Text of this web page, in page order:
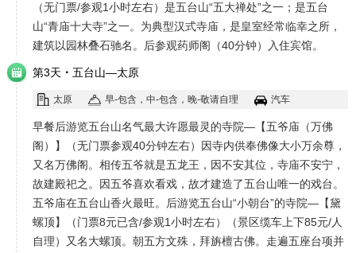
（无门票/参观1小时左右）是五台山“五大禅处”之一；是五台
山“青庙十大寺”之一。为典型汉式寺庙，是皇室经常临幸之所，
建筑以园林叠石驰名。后参观药师阁（40分钟）入住宾馆。
第3天 · 五台山—太原
太原 早-包含，中-包含，晚-敬请自理 汽车
早餐后游览五台山名气最大许愿最灵的寺院—【五爷庙（万佛
阁）】（无门票参观40分钟左右）因寺内供奉佛像大小万余尊，
又名万佛阁。相传五爷就是五龙王，因不安其位，寺庙不安宁，
故建殿祀之。因五爷喜欢看戏，故才建造了五台山唯一的戏台。
五爷庙在五台山香火最旺。后游览五台山“小朝台”的寺院—【黛
螺顶】（门票8元已含/参观1小时左右）（景区缆车上下85元/人
自理）又名大螺顶。朝五方文殊，拜旃檀古佛。走遍五座台项并